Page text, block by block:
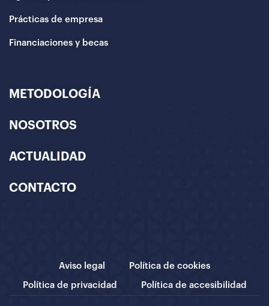
Prácticas de empresa
Financiaciones y becas
METODOLOGÍA
NOSOTROS
ACTUALIDAD
CONTACTO
Aviso legal Política de cookies
Política de privacidad Política de accesibilidad